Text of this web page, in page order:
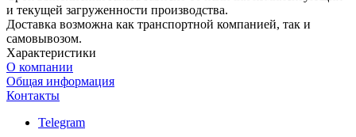
и текущей загруженности производства.
Доставка возможна как транспортной компанией, так и
самовывозом.
Характеристики
О компании
Общая информация
Контакты
Telegram